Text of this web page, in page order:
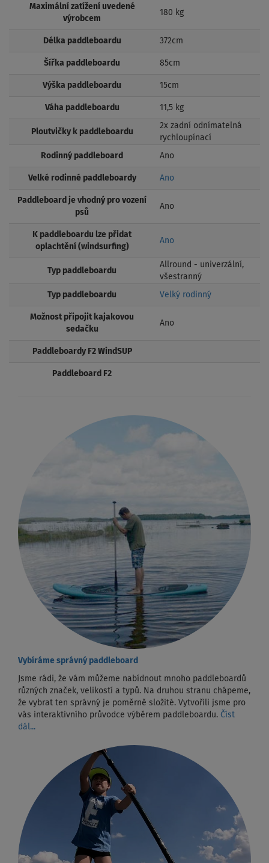
Maximální zatížení uvedené
výrobcem
180 kg
Délka paddleboardu 372cm
Šířka paddleboardu 85cm
Výška paddleboardu 15cm
Váha paddleboardu 11,5 kg
Ploutvičky k paddleboardu
2x zadní odnímatelná
rychloupínací
Rodinný paddleboard Ano
Velké rodinné paddleboardy Ano
Paddleboard je vhodný pro vození
psů
Ano
K paddleboardu lze přidat
oplachtění (windsurfing)
Ano
Typ paddleboardu
Allround - univerzální,
všestranný
Typ paddleboardu Velký rodinný
Možnost připojit kajakovou
sedačku
Ano
Paddleboardy F2 WindSUP
Paddleboard F2
Vybíráme správný paddleboard
Jsme rádi, že vám můžeme nabídnout mnoho paddleboardů
různých značek, velikostí a typů. Na druhou stranu chápeme,
že vybrat ten správný je poměrně složité. Vytvořili jsme pro
vás interaktivního průvodce výběrem paddleboardu. Číst
dál...